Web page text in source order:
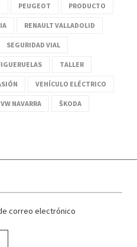
PEUGEOT PRODUCTO
RENAULT VALLADOLID
SEGURIDAD VIAL
TALLER
VEHÍCULO ELÉCTRICO
VW NAVARRA ŠKODA
correo electrónico